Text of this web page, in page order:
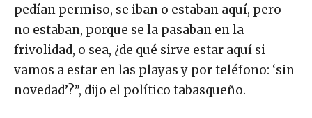
pedían permiso, se iban o estaban aquí, pero
no estaban, porque se la pasaban en la
frivolidad, o sea, ¿de qué sirve estar aquí si
vamos a estar en las playas y por teléfono: ‘sin
novedad’?”, dijo el político tabasqueño.